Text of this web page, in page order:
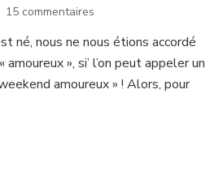
15 commentaires
Paris
with
love
né, nous ne nous étions accordé
», si’ l’on peut appeler un
amoureux » ! Alors, pour